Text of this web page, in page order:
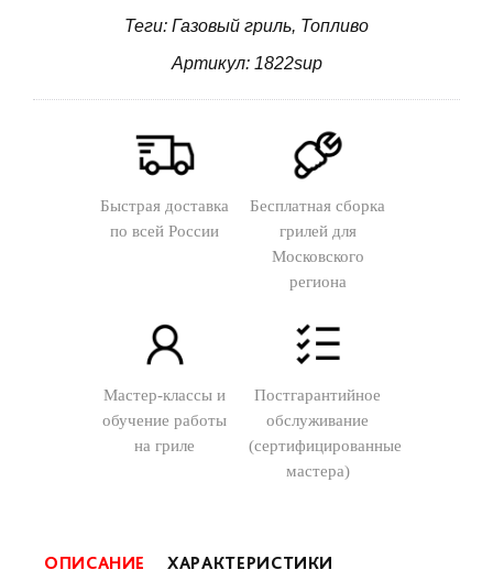
Теги: Газовый гриль, Топливо
Артикул: 1822sup
Быстрая доставка
по всей России
Бесплатная сборка
грилей для
Московского
региона
Мастер-классы и
обучение работы
на гриле
Постгарантийное
обслуживание
(сертифицированные
мастера)
ОПИСАНИЕ ХАРАКТЕРИСТИКИ